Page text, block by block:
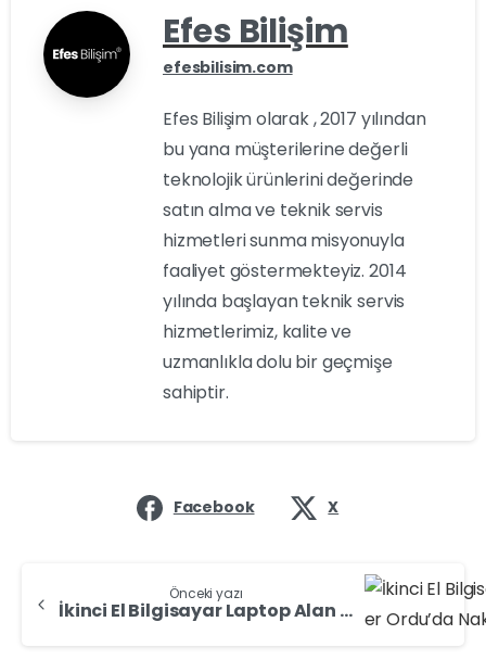
Efes Bilişim
efesbilisim.com
Efes Bilişim olarak , 2017 yılından
bu yana müşterilerine değerli
teknolojik ürünlerini değerinde
satın alma ve teknik servis
hizmetleri sunma misyonuyla
faaliyet göstermekteyiz. 2014
yılında başlayan teknik servis
hizmetlerimiz, kalite ve
uzmanlıkla dolu bir geçmişe
sahiptir.
Facebook X
Önceki yazı
İkinci El Bilgisayar Laptop Alan Yerler Ordu’da Nakit Laptop Sat